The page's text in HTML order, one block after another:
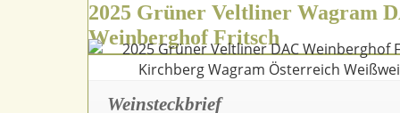
2025 Grüner Veltliner Wagram
Weinberghof Fritsch
Weinsteckbrief